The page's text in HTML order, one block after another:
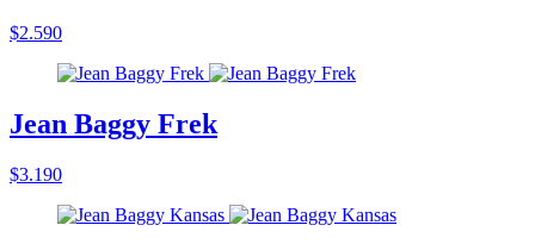
$2.590
Jean Baggy Frek
$3.190